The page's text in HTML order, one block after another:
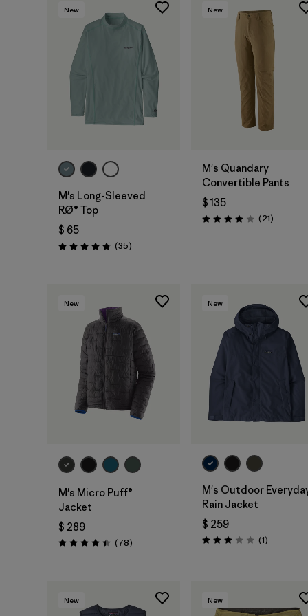
New
M's Long-Sleeved
RØ® Top
$ 65
Valoración: 4.8 / 5
(35Comentarios
)
New
M's Quandary
Convertible Pants
$ 135
Valoración: 3.9 / 5
(21)
New
M's Micro Puff®
Jacket
$ 289
Valoración: 4.4 / 5
(78Comentarios
)
New
M's Outdoor
Rain Jacket
$ 259
Valoración: 3.0 / 5
(1)
New New